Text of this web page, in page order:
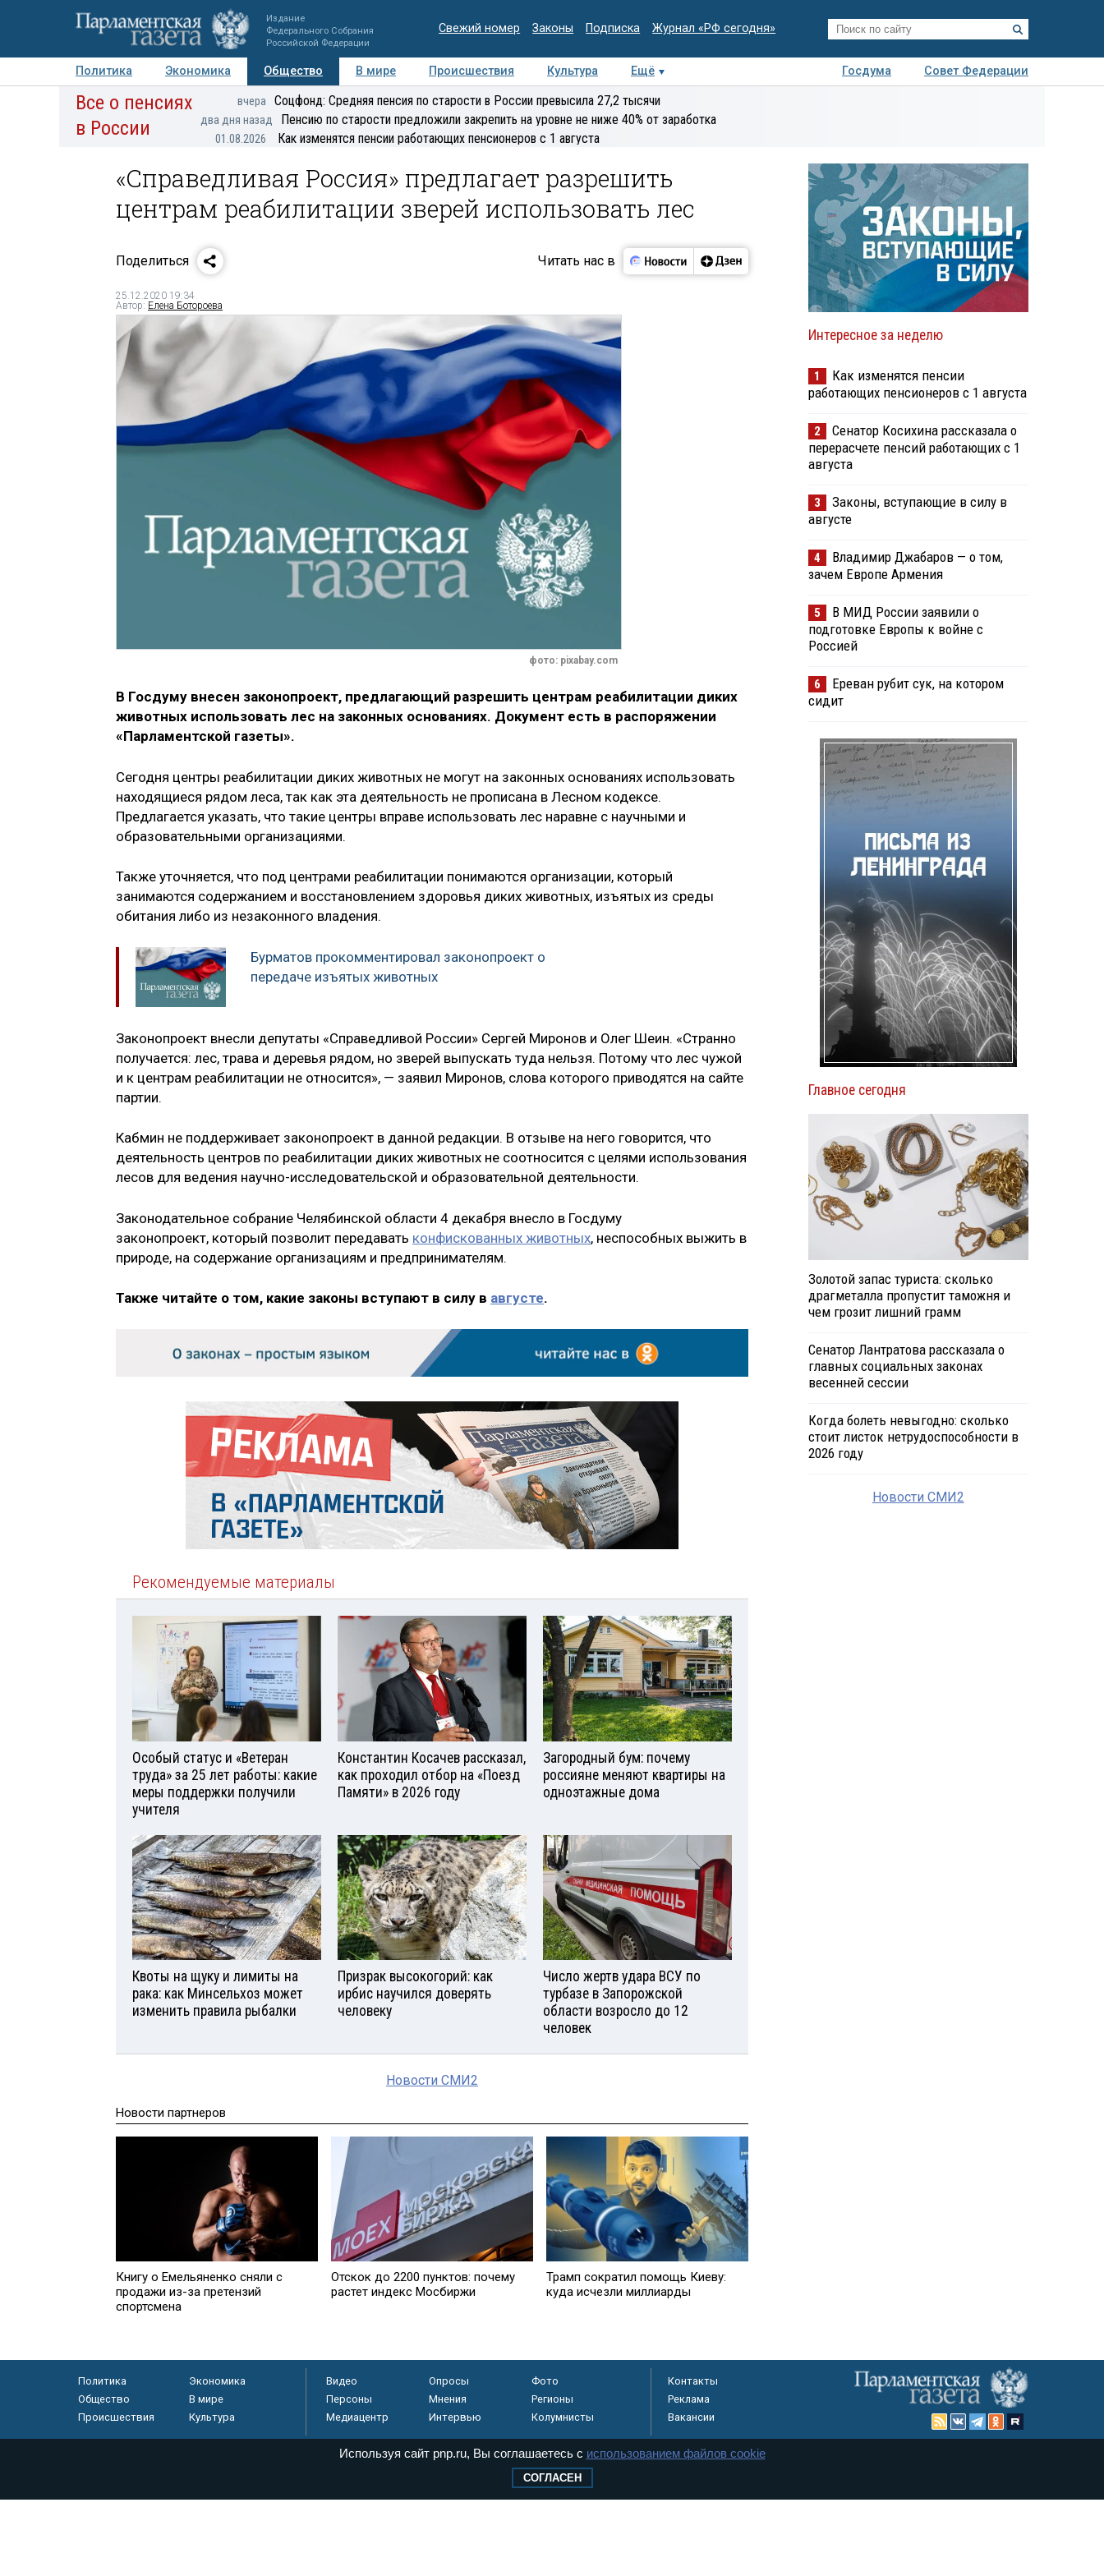
Издание
Федерального Собрания
Российской Федерации
Свежий номер Законы Подписка Журнал «РФ сегодня»
Политика Экономика Общество В мире Происшествия Культура Ещё Госдума
Совет Федерации
Авторы Персоны Мнения Регионы Медиацентр Интервью Колумнисты
экспертиза
Все о пенсиях
в России
вчера Соцфонд: Средняя пенсия по старости в России превысила 27,2 тысячи
два дня назад Пенсию по старости предложили закрепить на уровне не ниже 40% от заработка
01.08.2026 Как изменятся пенсии работающих пенсионеров с 1 августа
«Справедливая Россия» предлагает разрешить
центрам реабилитации зверей использовать лес
Поделиться Читать нас в
25.12.2020 19:34
Автор: Елена Ботороева
фото: pixabay.com
В Госдуму внесен законопроект, предлагающий разрешить центрам реабилитации диких
животных использовать лес на законных основаниях. Документ есть в распоряжении
«Парламентской газеты».
Сегодня центры реабилитации диких животных не могут на законных основаниях использовать
находящиеся рядом леса, так как эта деятельность не прописана в Лесном кодексе.
Предлагается указать, что такие центры вправе использовать лес наравне с научными и
образовательными организациями.
Также уточняется, что под центрами реабилитации понимаются организации, который
занимаются содержанием и восстановлением здоровья диких животных, изъятых из среды
обитания либо из незаконного владения.
Бурматов прокомментировал законопроект о
передаче изъятых животных
Законопроект внесли депутаты «Справедливой России» Сергей Миронов и Олег Шеин. «Странно
получается: лес, трава и деревья рядом, но зверей выпускать туда нельзя. Потому что лес чужой
и к центрам реабилитации не относится», — заявил Миронов, слова которого приводятся на сайте
партии.
Кабмин не поддерживает законопроект в данной редакции. В отзыве на него говорится, что
деятельность центров по реабилитации диких животных не соотносится с целями использования
лесов для ведения научно-исследовательской и образовательной деятельности.
Законодательное собрание Челябинской области 4 декабря внесло в Госдуму
законопроект, который позволит передавать конфискованных животных, неспособных выжить в
природе, на содержание организациям и предпринимателям.
Также читайте о том, какие законы вступают в силу в августе.
Рекомендуемые материалы
Особый статус и «Ветеран
труда» за 25 лет работы: какие
меры поддержки получили
учителя
Константин Косачев рассказал,
как проходил отбор на «Поезд
Памяти» в 2026 году
Загородный бум: почему
россияне меняют квартиры на
одноэтажные дома
Квоты на щуку и лимиты на
рака: как Минсельхоз может
изменить правила рыбалки
Призрак высокогорий: как
ирбис научился доверять
человеку
Число жертв удара ВСУ по
турбазе в Запорожской
области возросло до 12
человек
Новости СМИ2
Новости партнеров
Книгу о Емельяненко сняли с
продажи из-за претензий
спортсмена
Отскок до 2200 пунктов: почему
растет индекс Мосбиржи
Трамп сократил помощь Киеву:
куда исчезли миллиарды
Интересное за неделю
1
Как изменятся пенсии
работающих пенсионеров с 1 августа
2
Сенатор Косихина рассказала о
перерасчете пенсий работающих с 1
августа
3
Законы, вступающие в силу в
августе
4
Владимир Джабаров — о том,
зачем Европе Армения
5
В МИД России заявили о
подготовке Европы к войне с
Россией
6
Ереван рубит сук, на котором
сидит
Главное сегодня
Золотой запас туриста: сколько
драгметалла пропустит таможня и
чем грозит лишний грамм
Сенатор Лантратова рассказала о
главных социальных законах
весенней сессии
Когда болеть невыгодно: сколько
стоит листок нетрудоспособности в
2026 году
Новости СМИ2
Политика
Экономика
Общество
В мире
Происшествия
Культура
Видео Опросы
Фото
Персоны
Мнения
Регионы
Медиацентр
Интервью Колумнисты
Контакты
Реклама
Вакансии
Федеральной службе по надзору в сфере связи, информационных технологий и
Используя сайт pnp.ru, Вы соглашаетесь с использованием файлов cookie
СОГЛАСЕН